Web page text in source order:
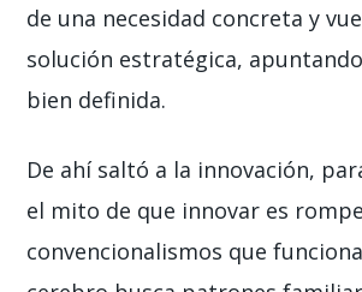
de una necesidad concreta y
solución estratégica,
bien definida.
De ahí saltó a la innovación,
el mito de que innovar es
convencionalismos que